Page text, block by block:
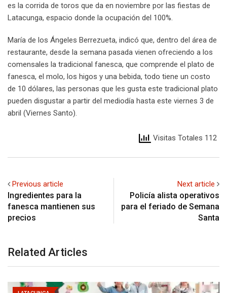
es la corrida de toros que da en noviembre por las fiestas de
Latacunga, espacio donde la ocupación del 100%.
María de los Ángeles Berrezueta, indicó que, dentro del área de
restaurante, desde la semana pasada vienen ofreciendo a los
comensales la tradicional fanesca, que comprende el plato de
fanesca, el molo, los higos y una bebida, todo tiene un costo
de 10 dólares, las personas que les gusta este tradicional plato
pueden disgustar a partir del mediodía hasta este viernes 3 de
abril (Viernes Santo).
Visitas Totales 112
Previous article
Ingredientes para la
fanesca mantienen sus
precios
Next article
Policía alista operativos
para el feriado de Semana
Santa
Related Articles